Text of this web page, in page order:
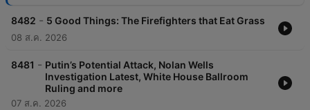
8482 - 5 Good Things: The Firefighters that Eat Grass
08 ส.ค. 2026
8481 - Putin’s Potential Attack, Nolan Wells
Investigation Latest, White House Ballroom
Ruling and more
07 ส.ค. 2026